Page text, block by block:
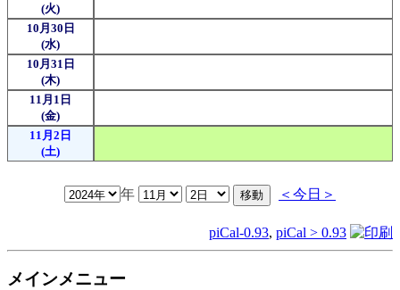
(火)
10月30日
(水)
10月31日
(木)
11月1日
(金)
11月2日
(土)
年 ＜今日＞
piCal-0.93, piCal > 0.93
メインメニュー